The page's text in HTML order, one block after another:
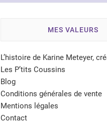
MES VALEURS
L’histoire de Karine Meteyer,
Les P’tits Coussins
Blog
Conditions générales de vente
Mentions légales
Contact